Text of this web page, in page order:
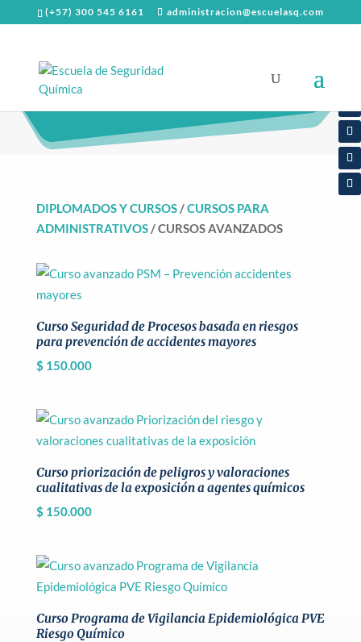
(+57) 300 545 6161 administracion@escuelasq.com
CURSOS AVANZADOS
DIPLOMADOS Y CURSOS/CURSOS PARA
ADMINISTRATIVOS/ CURSOS AVANZADOS
Curso Seguridad de Procesos basada en riesgos
para prevención de accidentes mayores
$ 150.000
Curso priorización de peligros y valoraciones
cualitativas de la exposición a agentes químicos
$ 150.000
Curso Programa de Vigilancia Epidemiológica PVE
Riesgo Químico